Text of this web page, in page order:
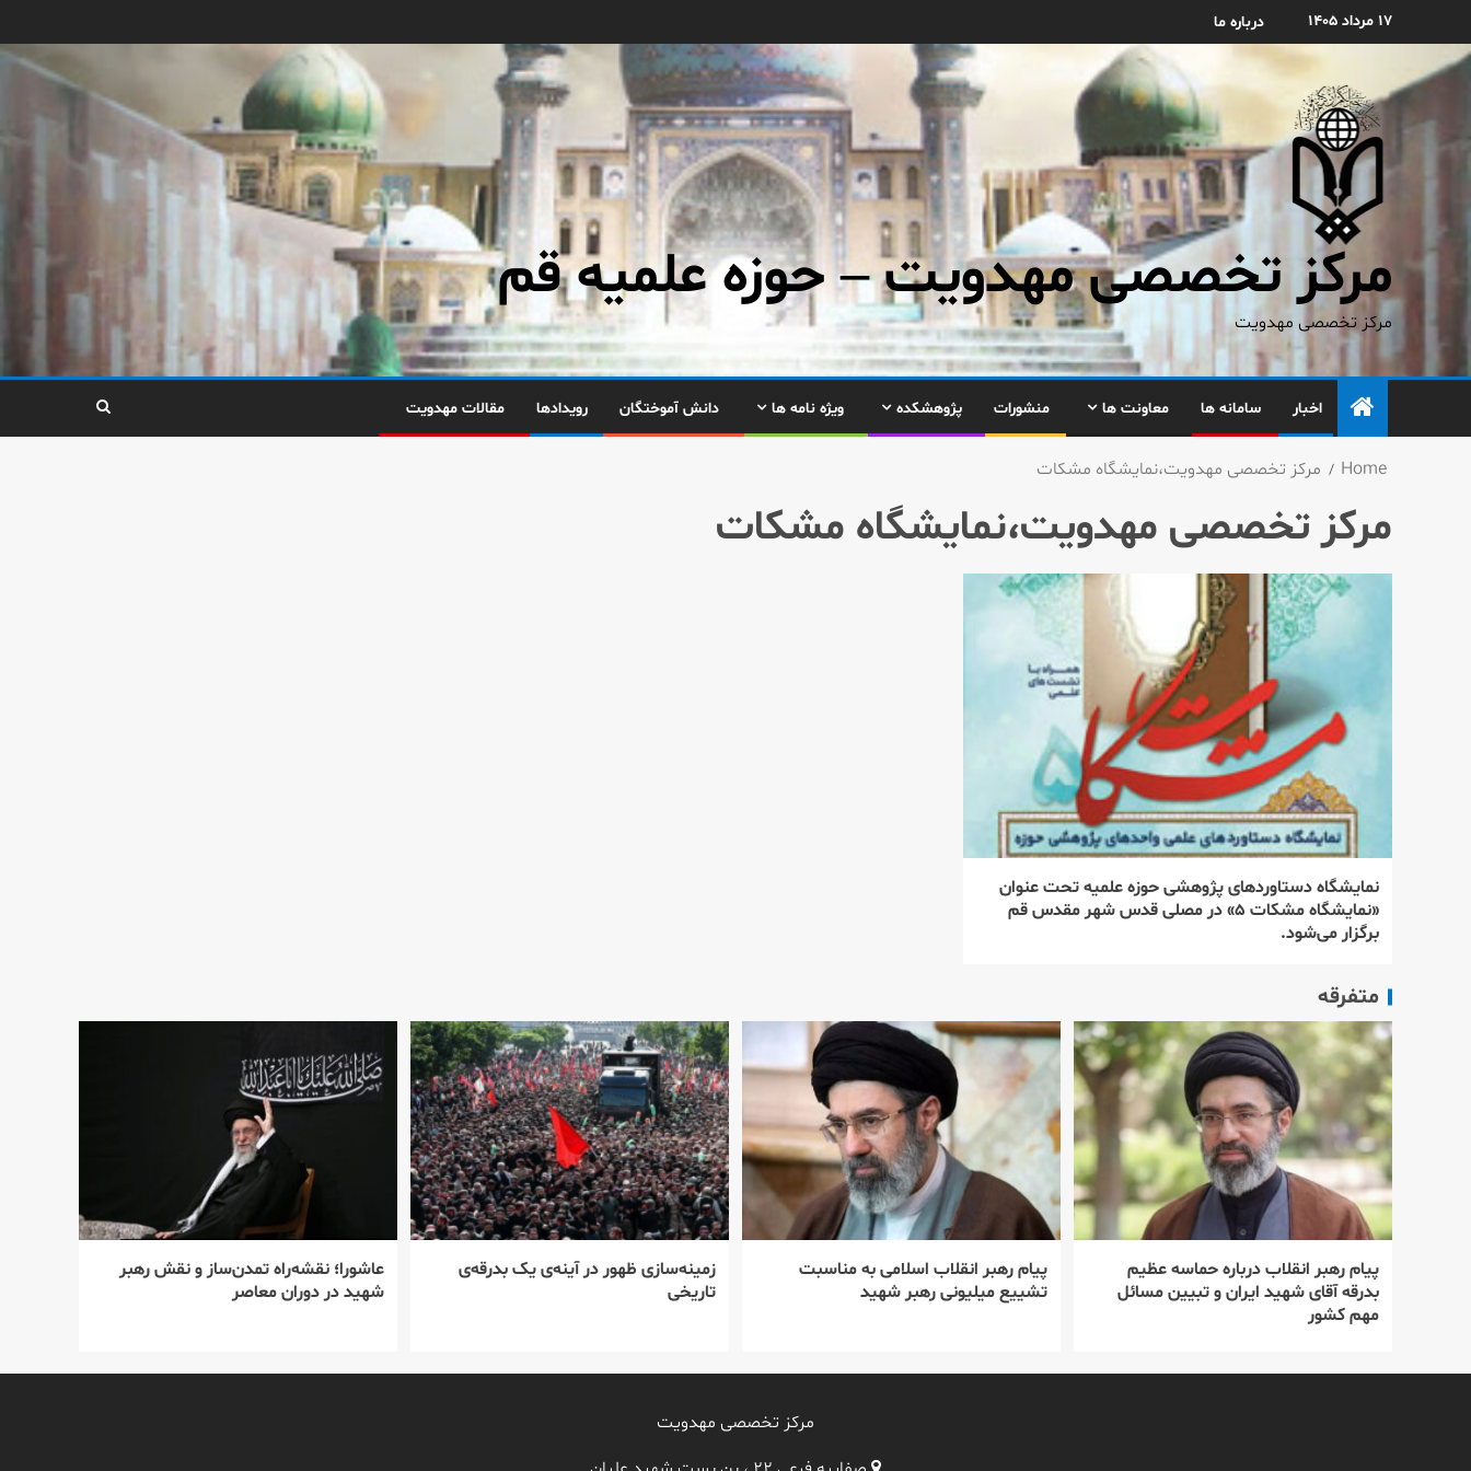
۱۷ مرداد ۱۴۰۵ درباره ما
مرکز تخصصی مهدویت – حوزه علمیه قم
مرکز تخصصی مهدویت
اخبار سامانه ها معاونت ها منشورات پژوهشکده ویژه نامه ها دانش آموختگان رویدادها مقالات مهدویت
Home مركز تخصصی مهدویت،نمایشگاه مشكات
مركز تخصصی مهدویت،نمایشگاه مشكات
نمایشگاه دستاوردهای پژوهشی حوزه علمیه تحت عنوان
«نمایشگاه مشكات ۵» در مصلی قدس شهر مقدس قم
برگزار می‌شود.
متفرقه
پیام رهبر انقلاب درباره حماسه عظیم
بدرقه آقای شهید ایران و تبیین مسائل
مهم کشور
پیام رهبر انقلاب اسلامی به مناسبت
تشییع میلیونی رهبر شهید
زمینه‌سازی ظهور در آینه‌ی یک بدرقه‌ی
تاریخی
عاشورا؛ نقشه‌راه تمدن‌ساز و نقش رهبر
شهید در دوران معاصر
مرکز تخصصی مهدویت